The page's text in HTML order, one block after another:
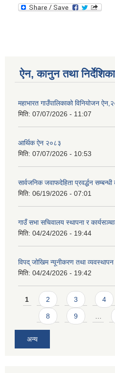
ऐन, कानुन तथा निर्देशिका
महाभारत गाउँपालिकाको विनियोजन
मिति: 07/07/2026 - 11:07
आर्थिक ऐन २०८३
मिति: 07/07/2026 - 10:53
सार्वजनिक जवाफदेहिता प्रवर्द्धन सम्बन्धी
मिति: 06/19/2026 - 07:01
गाउँ सभा सचिवालय स्थापना र
मिति: 04/24/2026 - 19:44
विपद् जोखिम न्यूनीकरण तथा
मिति: 04/24/2026 - 19:42
Pages
1 2 3 4
8 9
अन्य